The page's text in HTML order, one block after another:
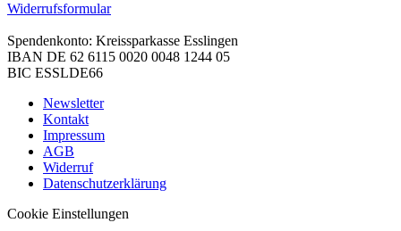
Widerrufsformular
Spendenkonto: Kreissparkasse Esslingen
IBAN DE 62 6115 0020 0048 1244 05
BIC ESSLDE66
Newsletter
Kontakt
Impressum
AGB
Widerruf
Datenschutzerklärung
Cookie Einstellungen